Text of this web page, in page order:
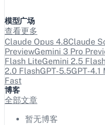
模型广场
查看更多
Claude Opus 4.8Claude
PreviewGemini 3 Pro
Flash LiteGemini 2.5
2.0 FlashGPT-5.5GPT-4.1
Fast
博客
全部文章
暂无博客